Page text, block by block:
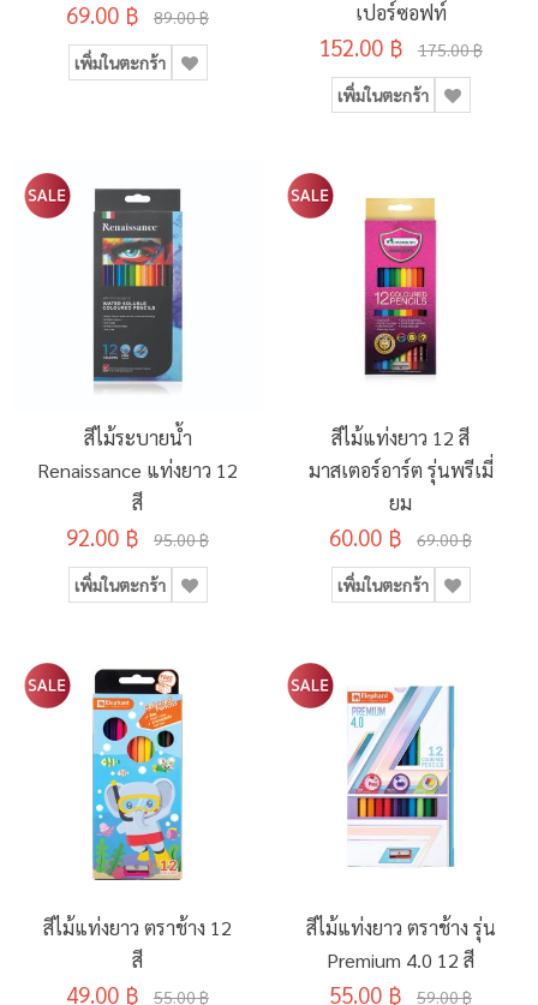
69.00 ฿ 89.00 ฿
เพิ่มในตะกร้า
เปอร์ซอฟท์
152.00 ฿ 175.00 ฿
เพิ่มในตะกร้า
สีไม้ระบายน้ำ
Renaissance แท่งยาว 12
สี
92.00 ฿ 95.00 ฿
เพิ่มในตะกร้า
สีไม้แท่งยาว 12 สี
มาสเตอร์อาร์ต รุ่นพรีเมี่
ยม
60.00 ฿ 69.00 ฿
เพิ่มในตะกร้า
สีไม้แท่งยาว ตราช้าง 12
สี
49.00 ฿ 55.00 ฿
สีไม้แท่งยาว ตราช้าง รุ่น
Premium 4.0 12 สี
55.00 ฿ 59.00 ฿